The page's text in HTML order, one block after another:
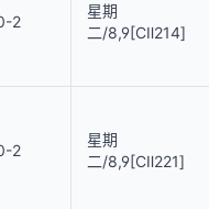
2
星期
二/8,9[CⅡ214]
2
星期
二/8,9[CⅡ221]